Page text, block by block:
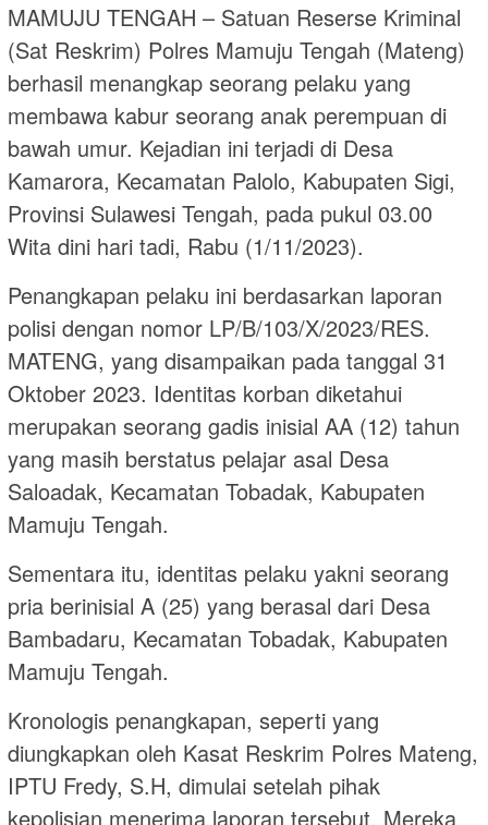
MAMUJU TENGAH – Satuan Reserse Kriminal
(Sat Reskrim) Polres Mamuju Tengah (Mateng)
berhasil menangkap seorang pelaku yang
membawa kabur seorang anak perempuan di
bawah umur. Kejadian ini terjadi di Desa
Kamarora, Kecamatan Palolo, Kabupaten Sigi,
Provinsi Sulawesi Tengah, pada pukul 03.00
Wita dini hari tadi, Rabu (1/11/2023).
Penangkapan pelaku ini berdasarkan laporan
polisi dengan nomor LP/B/103/X/2023/RES.
MATENG, yang disampaikan pada tanggal 31
Oktober 2023. Identitas korban diketahui
merupakan seorang gadis inisial AA (12) tahun
yang masih berstatus pelajar asal Desa
Saloadak, Kecamatan Tobadak, Kabupaten
Mamuju Tengah.
Sementara itu, identitas pelaku yakni seorang
pria berinisial A (25) yang berasal dari Desa
Bambadaru, Kecamatan Tobadak, Kabupaten
Mamuju Tengah.
Kronologis penangkapan, seperti yang
diungkapkan oleh Kasat Reskrim Polres Mateng,
IPTU Fredy, S.H, dimulai setelah pihak
kepolisian menerima laporan tersebut. Mereka